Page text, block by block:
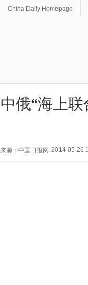
China Daily Homepage
中俄“海上
来源：中国日报网 2014-05-26